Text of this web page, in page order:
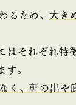
るため、 大き
はそれぞれ特
す。
く、軒の出や